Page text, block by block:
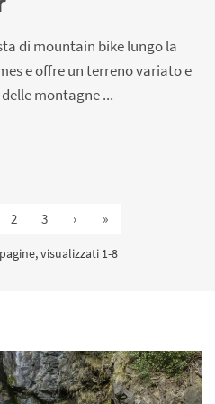
di mountain bike lungo la
e offre un terreno variato e
montagne ...
2 3 › »
visualizzati 1-8